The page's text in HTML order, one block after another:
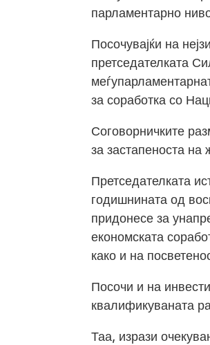
парламентарно
Посочувајќи на
претседателката
за соработка со
Соговорничките
за застапеноста на
Претседателката
годишнината од
придонесе за
економската
како и на
Посочи и на
квалификуваната
Таа, изрази